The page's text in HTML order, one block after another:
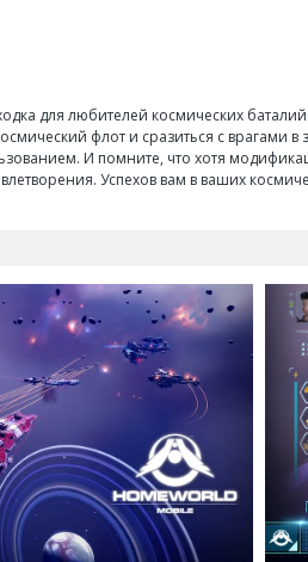
для любителей космических
флот и сразиться с
И помните, что хотя
Успехов вам в ваших